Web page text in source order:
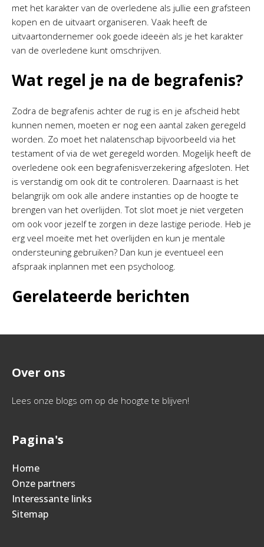
met het karakter van de overledene als jullie een grafsteen
kopen en de uitvaart organiseren. Vaak heeft de
uitvaartondernemer ook goede ideeën als je het karakter
van de overledene kunt omschrijven.
Wat regel je na de begrafenis?
Zodra de begrafenis achter de rug is en je afscheid hebt
kunnen nemen, moeten er nog een aantal zaken geregeld
worden. Zo moet het nalatenschap bijvoorbeeld via het
testament of via de wet geregeld worden. Mogelijk heeft de
overledene ook een begrafenisverzekering afgesloten. Het
is verstandig om ook dit te controleren. Daarnaast is het
belangrijk om ook alle andere instanties op de hoogte te
brengen van het overlijden. Tot slot moet je niet vergeten
om ook voor jezelf te zorgen in deze lastige periode. Heb je
erg veel moeite met het overlijden en kun je mentale
ondersteuning gebruiken? Dan kun je eventueel een
afspraak inplannen met een psycholoog.
Gerelateerde berichten
Over ons
Lees onze blogs om op de hoogte te blijven!
Pagina's
Home
Onze partners
Interessante links
Sitemap